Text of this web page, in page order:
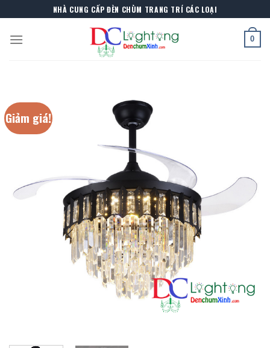
to
content
NHÀ CUNG CẤP ĐÈN CHÙM TRANG TRÍ CÁC LOẠI
0
Giảm giá!